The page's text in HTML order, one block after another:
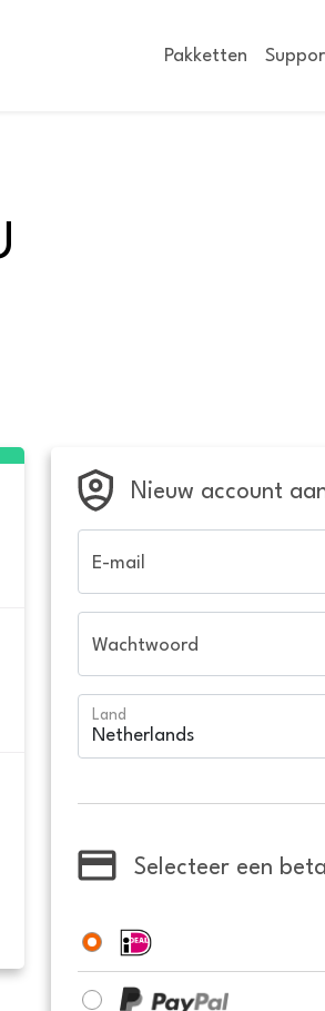
Pakketten
Nieuw account
E-mail
Wachtwoord
Land
Selecteer een